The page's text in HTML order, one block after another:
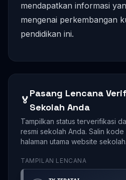
mendapatkan informasi
mengenai perkembangan
pendidikan ini.
🏅
Pasang Lencana
Sekolah Anda
Tampilkan status terverifikasi
resmi sekolah Anda. Salin
halaman utama website sekolah.
TAMPILAN LENCANA